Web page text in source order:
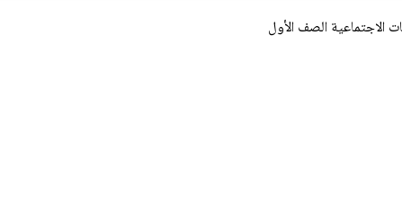
الاجتماعية الصف الأول